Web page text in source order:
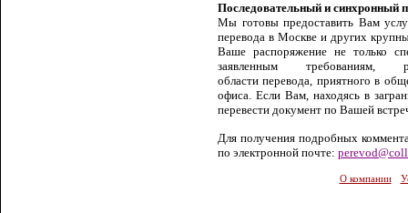
Последовательный и синхронный
Мы готовы предоставить Вам
перевода в Москве и других
Ваше распоряжение не только
заявленным требованиям,
области перевода, приятного в
офиса. Если Вам, находясь в
перевести документ по Вашей
Для получения подробных
по электронной почте: perevod@
О компании